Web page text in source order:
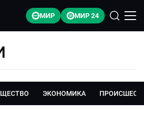
МИР МИР 24
ЭКОНОМИКА